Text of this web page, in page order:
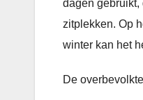
dagen gebruikt,
zitplekken. Op
winter kan het
De